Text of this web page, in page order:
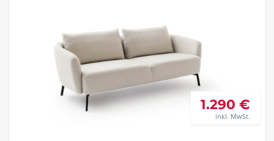
1.290 €
inkl. MwSt.